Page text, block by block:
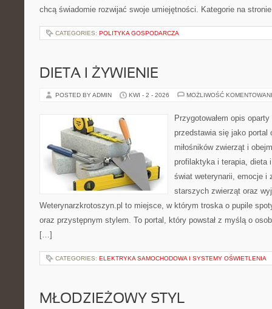
chcą świadomie rozwijać swoje umiejętności. Kategorie na
CATEGORIES: POLITYKA GOSPODARCZA
DIETA I ŻYWIENIE
POSTED BY ADMIN KWI - 2 - 2026 MOŻLIWOŚĆ
Przygotowałem opis
przedstawia się jako portal
miłośników zwierząt i
profilaktyka i terapia, dieta
świat weterynarii, emocje i
starszych zwierząt oraz
Weterynarzkrotoszyn.pl to miejsce, w którym troska o pupile
oraz przystępnym stylem. To portal, który powstał z myślą o
[…]
CATEGORIES: ELEKTRYKA SAMOCHODOWA I SYSTEMY OŚWIETLENIA
MŁODZIEŻOWY STYL